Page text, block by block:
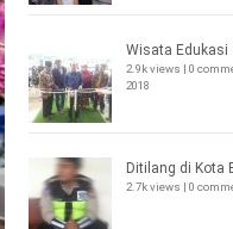
Wisata Edukasi
2.9k views | 0
2018
Ditilang di Kota
2.7k views | 0